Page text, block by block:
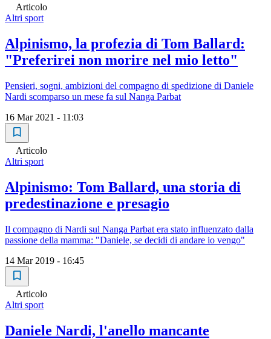
Articolo
Altri sport
Alpinismo, la profezia di Tom Ballard:
"Preferirei non morire nel mio letto"
Pensieri, sogni, ambizioni del compagno di spedizione di Daniele
Nardi scomparso un mese fa sul Nanga Parbat
16 Mar 2021 - 11:03
Articolo
Altri sport
Alpinismo: Tom Ballard, una storia di
predestinazione e presagio
Il compagno di Nardi sul Nanga Parbat era stato influenzato dalla
passione della mamma: "Daniele, se decidi di andare io vengo"
14 Mar 2019 - 16:45
Articolo
Altri sport
Daniele Nardi, l'anello mancante